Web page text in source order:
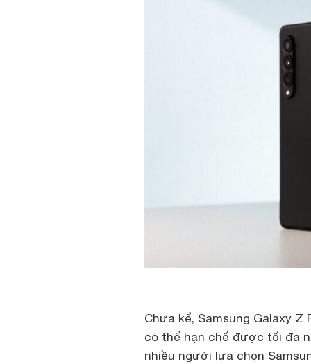
Chưa kể, Samsung Galaxy
có thể hạn chế được tối đa
nhiều người lựa chọn